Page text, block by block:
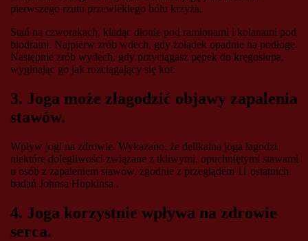
pierwszego rzutu przewlekłego bólu krzyża.
Stań na czworakach, kładąc dłonie pod ramionami i kolanami pod
biodrami. Najpierw zrób wdech, gdy żołądek opadnie na podłogę.
Następnie zrób wydech, gdy przyciągasz pępek do kręgosłupa,
wyginając go jak rozciągający się kot.
3. Joga może złagodzić objawy zapalenia
stawów.
Wpływ jogi na zdrowie. Wykazano, że delikatna joga łagodzi
niektóre dolegliwości związane z tkliwymi, opuchniętymi stawami
u osób z zapaleniem stawów, zgodnie z przeglądem 11 ostatnich
badań Johnsa Hopkinsa .
4. Joga korzystnie wpływa na zdrowie
serca.